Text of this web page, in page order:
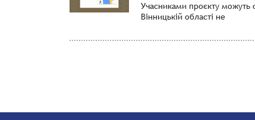
Учасниками проєкту можуть
Вінницькій області не